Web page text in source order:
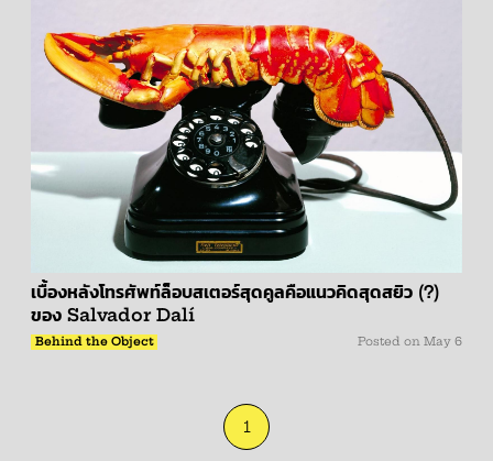
เบื้องหลังโทรศัพท์ล็อบสเตอร์สุดคูลคือแนวคิดสุดสยิว (?)
ของ Salvador Dalí
Behind the Object Posted on May 6
1